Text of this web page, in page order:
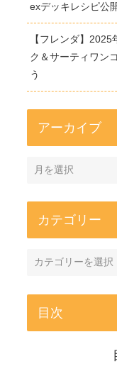
exデッキレシピ公
【フレンダ】
ク＆サーティワン
う
アーカイブ
カテゴリー
目次